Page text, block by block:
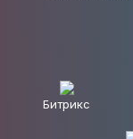
Битрикс